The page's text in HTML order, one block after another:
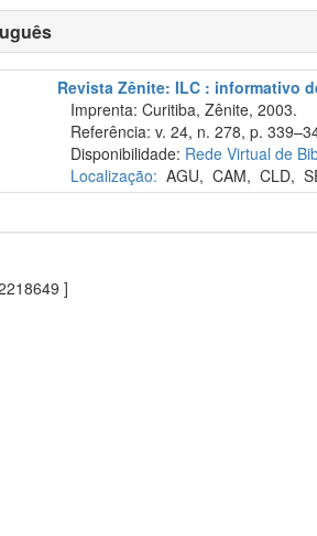
Revista Zênite: ILC : informativo
Imprenta: Curitiba, Zênite, 2003.
Referência: v. 24, n. 278, p.
Disponibilidade: Rede Virtual de
Localização: AGU,CAM,CLD,
]